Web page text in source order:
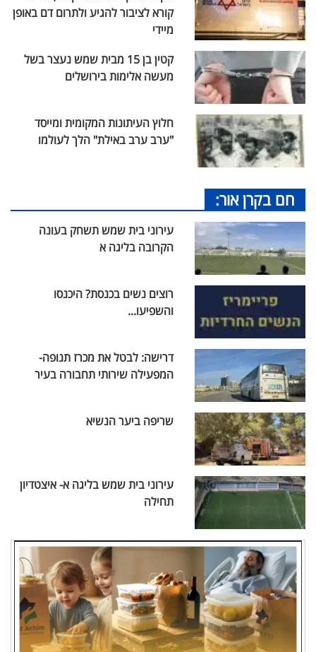
קורא לציבור להגיע ולתרום דם באופן
מיידי
קטין בן 15 מבית שמש נעצר בשל
מעשה אלימות בירושלים
חלוץ העיתונות המקומית ומייסד
"ערב ערב באילת" הלך לעולמו
חם בקרן אור:
עירוני בית שמש תשחק בעונה
הקרובה בליגה א
רוצים נשים בכנסת? היכנסו
והשפיעו...
דרישה: לבטל את מכרז תנופה-
המפעילה שירותי תחבורה בעיר
שריפה ביער הנשיא
עירוני בית שמש בליגה א- איצטדיון
תחילה